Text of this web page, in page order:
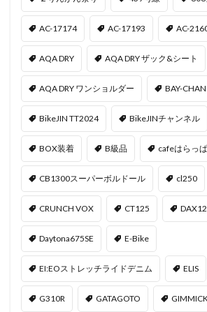
AC-17174 AC-17193 AC-
AQA DRY AQA DRY ザック&シート
AQA DRY ワンショルダー BAY-CHAN
BikeJIN TT2024 BikeJINチャンネル
BOX装着 B級品 cafeはらっぱ
CB1300スーパーボルドール cl250
CRUNCH VOX CT125
Daytona675SE E-Bike
EI:EOストレッチライドデニム ELIS
G310R GATAGOTO GIMMICK